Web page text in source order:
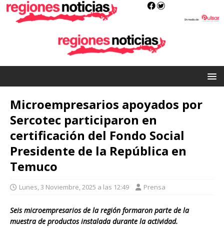
Microempresarios apoyados por
Sercotec participaron en
certificación del Fondo Social
Presidente de la República en
Temuco
Lunes, 3 Noviembre, 2025 a las 12:49 Prensa
Seis microempresarios de la región formaron parte de la
muestra de productos instalada durante la actividad.